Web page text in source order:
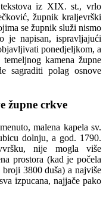
iz XIX. st., vrlo
župnik kraljevrški
se župnik služi nismo
je napisan, ispravljajući
ponedjeljkom, a
kamena župne
sagraditi polag osnove
župne crkve
malena kapela sv.
dolnju, a god. 1790.
nije mogla više
prostora (kad je počela
3800 duša) a najviše
izpucana, najjače pako